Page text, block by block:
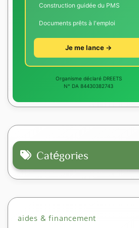
Construction guidée du PMS
Documents prêts à l'emploi
Je me lance →
Organisme déclaré DREETS
N° DA 84430382743
Catégories
aides & financement